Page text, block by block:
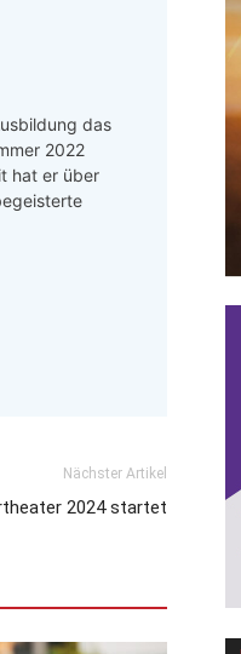
das
2022
hat er über
Nächster Artikel
2024 startet